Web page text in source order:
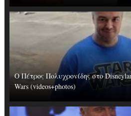
Ο Πέτρος Πολυχρονίδης στο
Wars (videos+photos)